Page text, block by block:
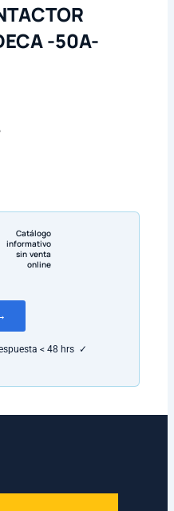
-50A-
Catálogo
informativo
sin venta
online
< 48 hrs ✓